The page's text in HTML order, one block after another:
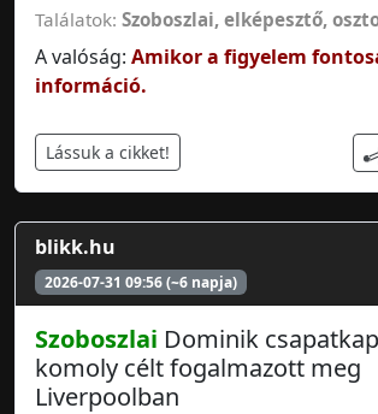
Találatok: Szoboszlai, elképesztő,
A valóság: Amikor a figyelem
információ.
Lássuk a cikket!
blikk.hu
2026-07-31 09:56 (~6 napja)
Szoboszlai Dominik
komoly célt fogalmazott meg
Liverpoolban